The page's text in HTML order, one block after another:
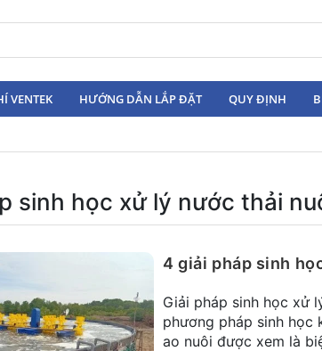
VENTEK HƯỚNG DẪN LẮP ĐẶT QUY ĐỊNH
sinh học xử lý nước thải
4 giải pháp sinh
Giải pháp sinh học xử
phương pháp sinh học
ao nuôi được xem là